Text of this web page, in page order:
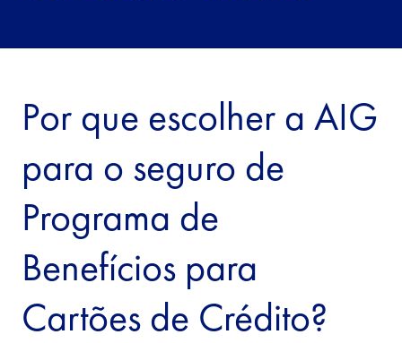
Por que escolher a AIG
para o seguro de
Programa de
Benefícios para
Cartões de Crédito?